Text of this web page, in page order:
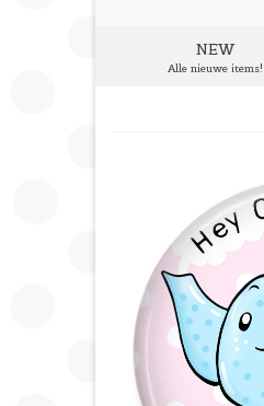
NEW
Alle nieuwe items!